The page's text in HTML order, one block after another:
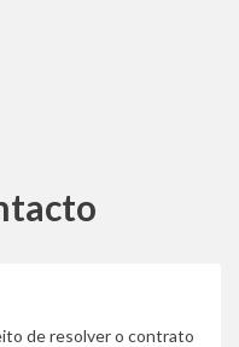
de resolver o contrato